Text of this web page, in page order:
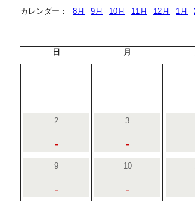
カレンダー： 8月 9月 10月 11月 12月 1月
日 月
2
-
3
-
9
-
10
-